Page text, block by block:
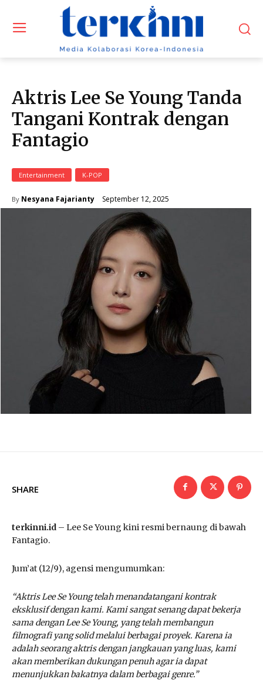
Aktris Lee Se Young Tanda
Tangani Kontrak dengan
Fantagio
Entertainment K-POP
By Nesyana Fajarianty September 12, 2025
SHARE
terkinni.id – Lee Se Young kini resmi bernaung di bawah
Fantagio.
Jum’at (12/9), agensi mengumumkan:
“Aktris Lee Se Young telah menandatangani kontrak
eksklusif dengan kami. Kami sangat senang dapat bekerja
sama dengan Lee Se Young, yang telah membangun
filmografi yang solid melalui berbagai proyek. Karena ia
adalah seorang aktris dengan jangkauan yang luas, kami
akan memberikan dukungan penuh agar ia dapat
menunjukkan bakatnya dalam berbagai genre.”